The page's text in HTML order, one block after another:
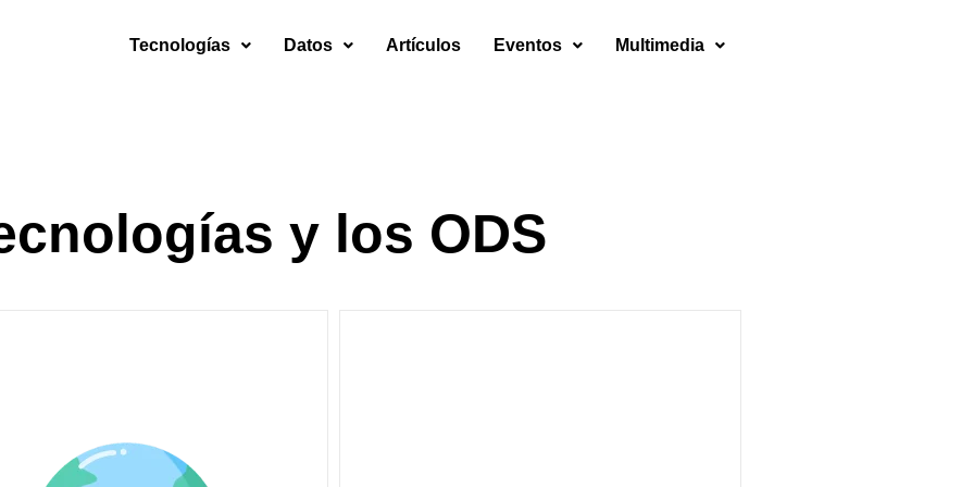
Tecnologías Datos Artículos Eventos Multimedia
y los ODS